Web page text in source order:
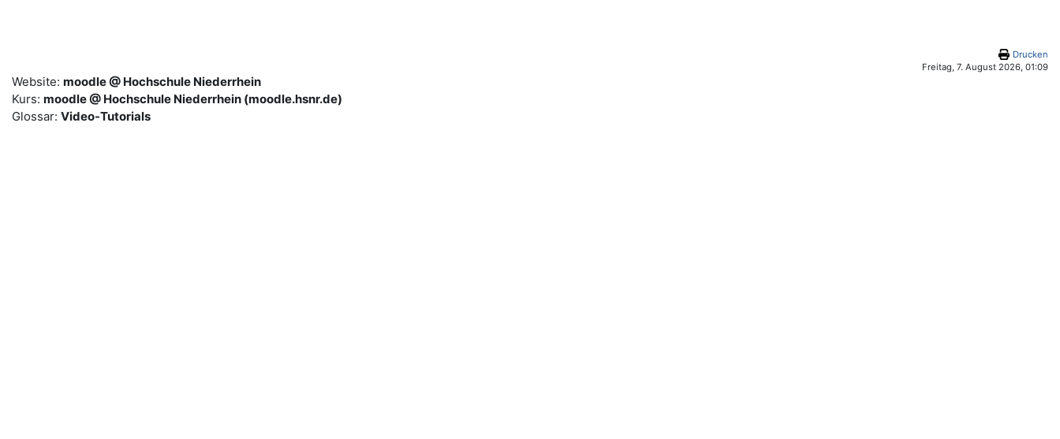
Drucken
Freitag, 7. August 2026, 01:09
Website: moodle @ Hochschule Niederrhein
Kurs: moodle @ Hochschule Niederrhein (moodle.hsnr.de)
Glossar: Video-Tutorials